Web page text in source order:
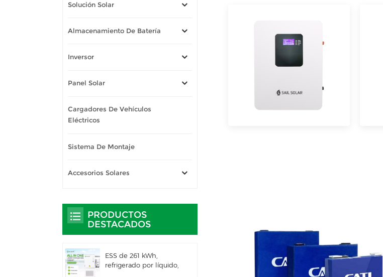
Solución Solar
Almacenamiento De Batería
Inversor
Panel Solar
Cargadores De Vehículos
Eléctricos
Sistema De Montaje
Accesorios Solares
PRODUCTOS
DESTACADOS
ESS de 261 kWh,
refrigerado por líquido,